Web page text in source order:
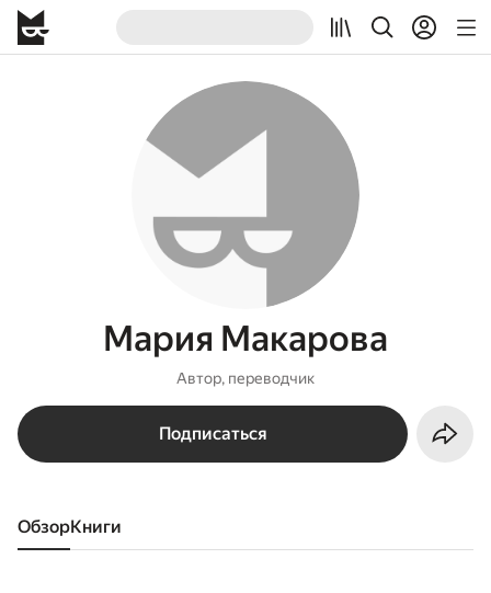
Мария Макарова
Автор, переводчик
Подписаться
Обзор книги